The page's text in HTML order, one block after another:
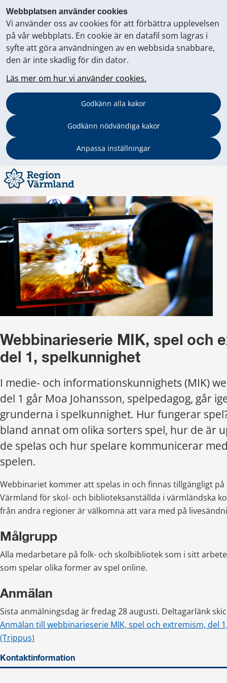
Webbplatsen använder cookies
Vi använder oss av cookies för att förbättra upplevelsen
på vår webbplats. En cookie är en datafil som lagras i
syfte att göra användningen av en webbsida snabbare,
den är inte skadlig för din dator.
Läs mer om hur vi använder cookies.
Godkänn alla kakor
Godkänn nödvändiga kakor
Anpassa inställningar
Webbinarieserie MIK, spel och
del 1, spelkunnighet
I medie- och informationskunnighets (MIK)
del 1 går Moa Johansson, spelpedagog, går
grunderna i spelkunnighet. Hur fungerar
bland annat om olika sorters spel, hur de är
de spelas och hur spelare kommunicerar
spelen.
Webbinariet kommer att spelas in och finnas tillgängligt
Värmland för skol- och biblioteksanställda i värmländska
från andra regioner är välkomna att vara med på
Målgrupp
Alla medarbetare på folk- och skolbibliotek som i sitt
som spelar olika former av spel online.
Anmälan
Sista anmälningsdag är fredag 28 augusti. Deltagarlänk
Anmälan till webbinarieserie MIK, spel och extremism, del
(Trippus)
Kontaktinformation